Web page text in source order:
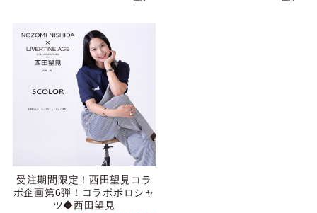
受注期間限定！西田望見コラ
ボ企画第6弾！コラボポロシャ
ツ◆西田望見